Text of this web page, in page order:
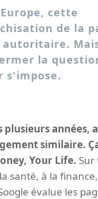
cette
de la
la
s'impose.
plusieurs années,
similaire.
Your Life. Sur
santé, à la
évalue les